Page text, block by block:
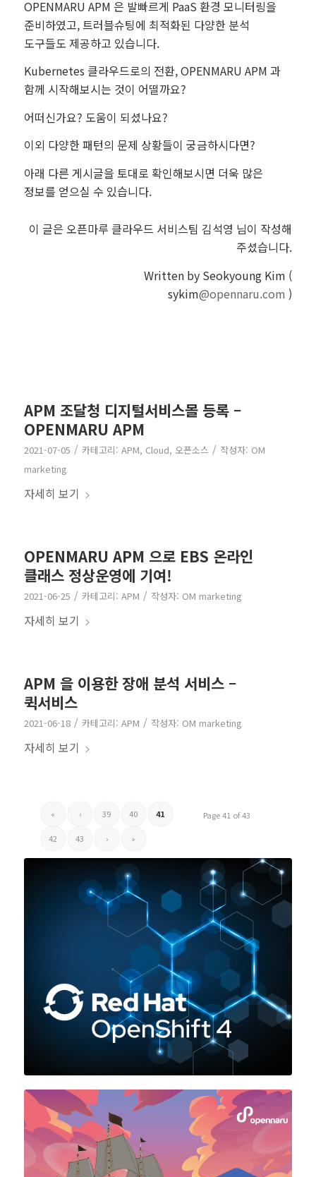
OPENMARU APM 은 발빠르게 PaaS 환경 모니터링을
준비하였고, 트러블슈팅에 최적화된 다양한 분석
도구들도 제공하고 있습니다.
Kubernetes 클라우드로의 전환, OPENMARU APM 과
함께 시작해보시는 것이 어떨까요?
어떠신가요? 도움이 되셨나요?
이외 다양한 패턴의 문제 상황들이 궁금하시다면?
아래 다른 게시글을 토대로 확인해보시면 더욱 많은
정보를 얻으실 수 있습니다.
이 글은 오픈마루 클라우드 서비스팀 김석영 님이 작성해
주셨습니다.
Written by Seokyoung Kim (
sykim@opennaru.com )
APM 조달청 디지털서비스몰 등록 –
OPENMARU APM
2021-07-05 / 카테고리: APM, Cloud, 오픈소스 / 작성자: OM
marketing
자세히 보기
OPENMARU APM 으로 EBS 온라인
클래스 정상운영에 기여!
2021-06-25 / 카테고리: APM / 작성자: OM marketing
자세히 보기
APM 을 이용한 장애 분석 서비스 –
퀵서비스
2021-06-18 / 카테고리: APM / 작성자: OM marketing
자세히 보기
Page 41 of 43
« ‹ 39 40 41
42 43 › »